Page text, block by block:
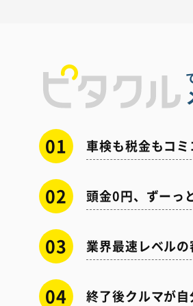
01 車検も税金もコミ
02 頭金0円、ずーっ
03 業界最速レベルの
04 終了後クルマが自